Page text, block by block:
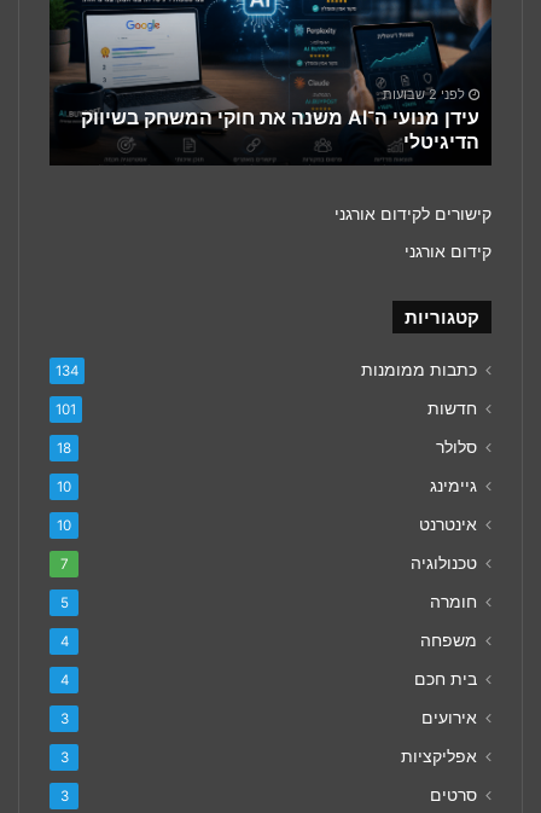
את
חוקי
המשחק
בשיווק
הדיגיטלי
לפני 2 שבועות
עידן מנועי ה־AI משנה את חוקי המשחק בשיווק
הדיגיטלי
קישורים לקידום אורגני
קידום אורגני
קטגוריות
כתבות ממומנות 134
חדשות 101
סלולר 18
גיימינג 10
אינטרנט 10
טכנולוגיה 7
חומרה 5
משפחה 4
בית חכם 4
אירועים 3
אפליקציות 3
סרטים 3